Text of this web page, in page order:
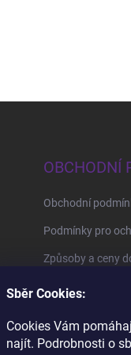
Sběr Cookies:
Cookies Vám
najít. Podrobnosti o
OBCHODNÍ
Obchodní
Podmínky pro
Způsoby a ceny
Způsoby platby